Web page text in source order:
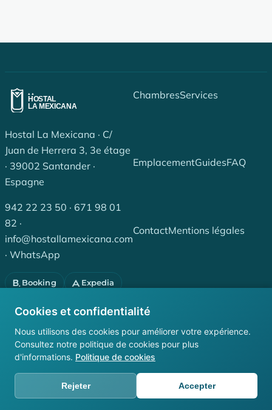
Hostal La Mexicana · C/
Juan de Herrera 3, 3e étage
· 39002 Santander ·
Espagne
942 22 23 50 · 671 98 01
82 ·
info@hostallamexicana.com
· WhatsApp
Booking Expedia
Facebook
ChambresServices
EmplacementGuidesFAQ
ContactMentions légales
© 2026 Hostales Santanderinos, S.L. — Tous droits réservés.
Cookies et confidentialité
Nous utilisons des cookies pour améliorer votre expérience.
Consultez notre politique de cookies pour plus
d'informations. Politique de cookies
Rejeter Accepter